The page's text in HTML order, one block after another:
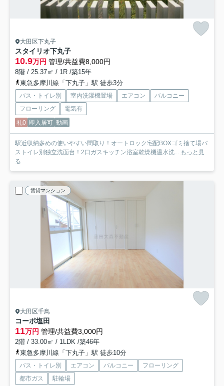
大田区下丸子
スタイリオ下丸子
10.9万円 管理/共益費8,000円
8階 / 25.37㎡ / 1R /築15年
東急多摩川線「下丸子」駅 徒歩3分
バス・トイレ別 室内洗濯機置場 エアコン
バルコニー
フローリング
電気有
礼0 即入居可 動画
駅近収納多めの使いやすい間取り！オートロック宅配BOXゴミ捨て場バ
ストイレ別独立洗面台！2口ガスキッチン浴室乾燥機温水洗...
もっと見
る
賃貸マンション
大田区千鳥
コーポ塩田
11万円 管理/共益費3,000円
2階 / 33.00㎡ / 1LDK /築46年
東急多摩川線「下丸子」駅 徒歩10分
バス・トイレ別 エアコン バルコニー
フローリング
都市ガス
駐輪場